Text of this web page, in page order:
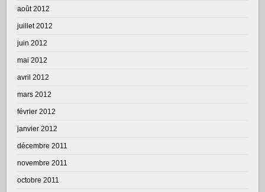
août 2012
juillet 2012
juin 2012
mai 2012
avril 2012
mars 2012
février 2012
janvier 2012
décembre 2011
novembre 2011
octobre 2011